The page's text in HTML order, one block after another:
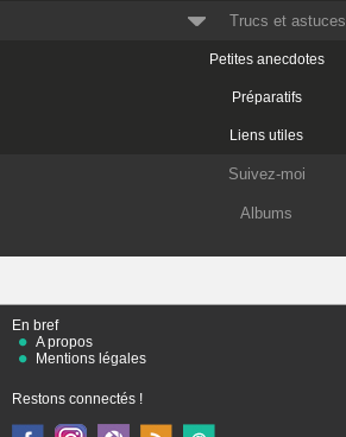
Trucs et astuces
Petites anecdotes
Préparatifs
Liens utiles
Suivez-moi
Albums
En bref
A propos
Mentions légales
Restons connectés !